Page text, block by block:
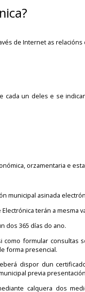
de Internet as
un deles e se
orzamentaria e
municipal asinada
terán a mesma
dos 365 días do ano.
formular consultas
forma presencial.
dispor dun
previa
calquera dos